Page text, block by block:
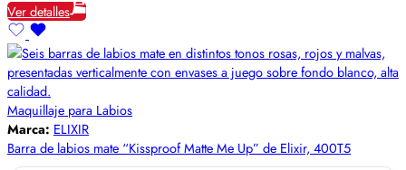
Ver detalles
Maquillaje para Labios
Marca: ELIXIR
Barra de labios mate “Kissproof Matte Me Up” de Elixir, 400T5